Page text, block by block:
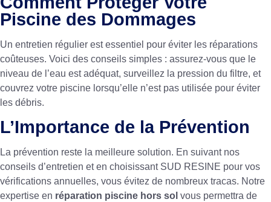
Piscine des Dommages
Un entretien régulier est essentiel pour éviter les réparations
coûteuses. Voici des conseils simples : assurez-vous que le
niveau de l’eau est adéquat, surveillez la pression du filtre, et
couvrez votre piscine lorsqu’elle n’est pas utilisée pour éviter
les débris.
L’Importance de la Prévention
La prévention reste la meilleure solution. En suivant nos
conseils d’entretien et en choisissant SUD RESINE pour vos
vérifications annuelles, vous évitez de nombreux tracas. Notre
expertise en réparation piscine hors sol vous permettra de